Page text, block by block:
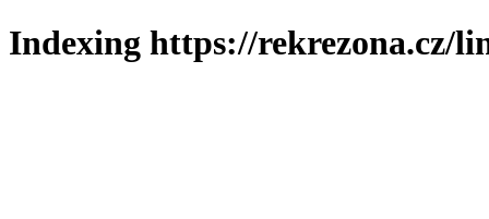
Indexing https://rekrezona.cz/